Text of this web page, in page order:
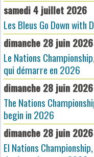
samedi 4 juillet 2026
Les Bleus Go Down
dimanche 28 juin 2026
Le Nations
qui démarre en 2026
dimanche 28 juin 2026
The Nations
begin in 2026
dimanche 28 juin 2026
El Nations